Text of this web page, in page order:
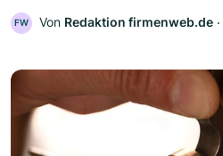
FW Von Redaktion firmenweb.de ‧